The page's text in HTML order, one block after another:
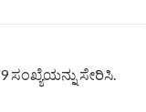
ಸಂಖ್ಯೆಯನ್ನು ಸೇರಿಸಿ.